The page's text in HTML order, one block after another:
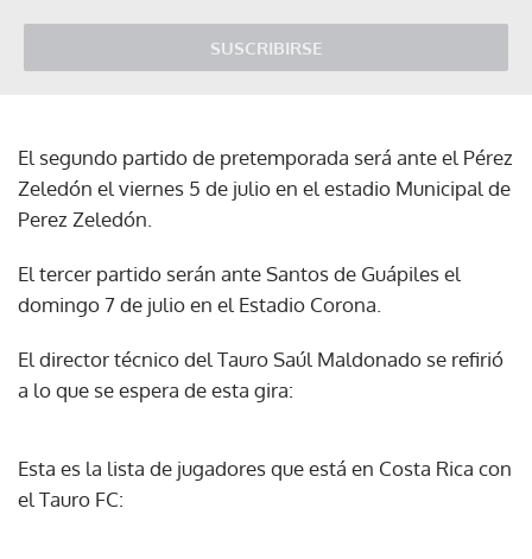
SUSCRIBIRSE
El segundo partido de pretemporada será ante el Pérez
Zeledón el viernes 5 de julio en el estadio Municipal de
Perez Zeledón.
El tercer partido serán ante Santos de Guápiles el
domingo 7 de julio en el Estadio Corona.
El director técnico del Tauro Saúl Maldonado se refirió
a lo que se espera de esta gira:
Esta es la lista de jugadores que está en Costa Rica con
el Tauro FC: